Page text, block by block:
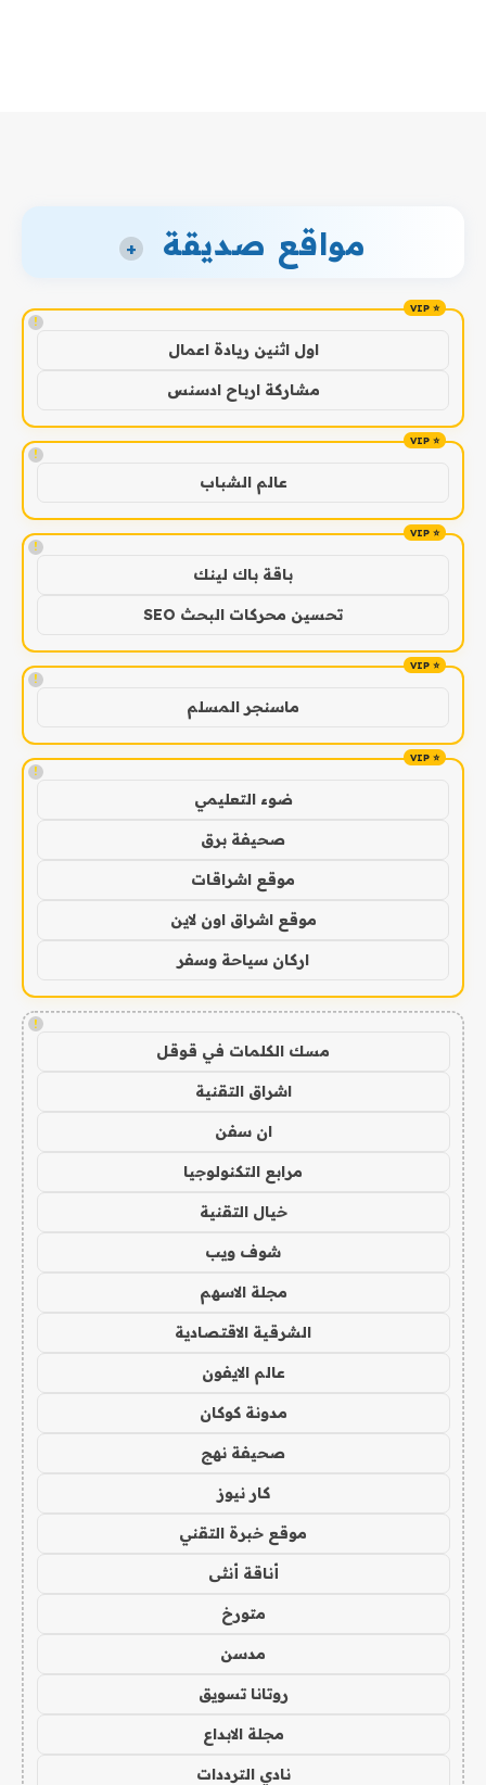
مواقع صديقة +
!
اول اثنين ريادة اعمال
مشاركة ارباح ادسنس
!
عالم الشباب
!
باقة باك لينك
تحسين محركات البحث SEO
!
ماسنجر المسلم
!
ضوء التعليمي
صحيفة برق
موقع اشراقات
موقع اشراق اون لاين
اركان سياحة وسفر
!
مسك الكلمات في قوقل
اشراق التقنية
ان سفن
مرابع التكنولوجيا
خيال التقنية
شوف ويب
مجلة الاسهم
الشرقية الاقتصادية
عالم الايفون
مدونة كوكان
صحيفة نهج
كار نيوز
موقع خبرة التقني
أناقة أنثى
متورخ
مدسن
روتانا تسويق
مجلة الابداع
نادي الترددات